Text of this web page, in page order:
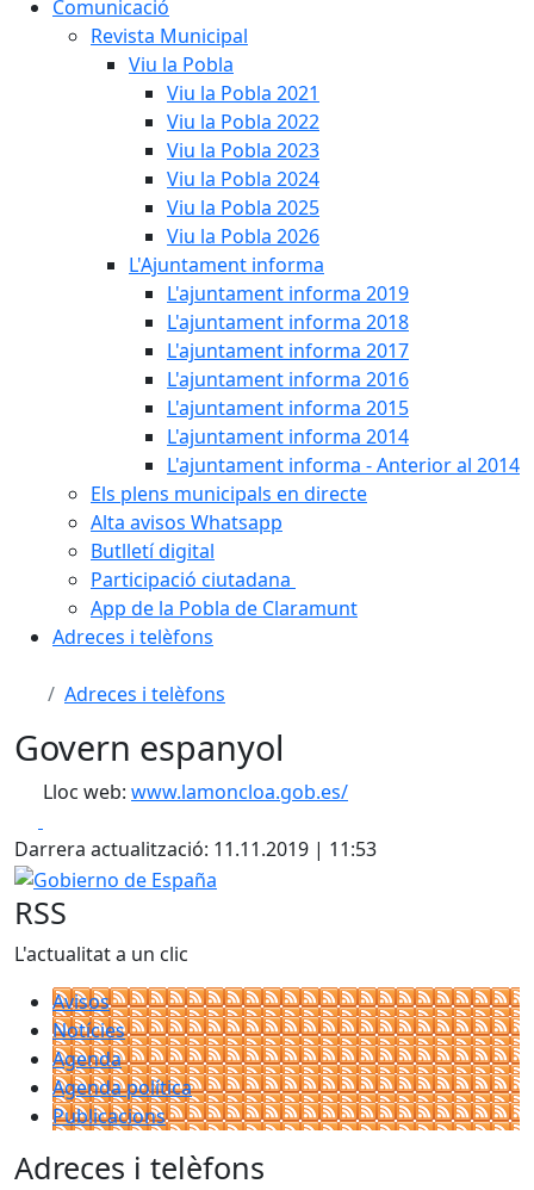
Comunicació
Revista Municipal
Viu la Pobla
Viu la Pobla 2021
Viu la Pobla 2022
Viu la Pobla 2023
Viu la Pobla 2024
Viu la Pobla 2025
Viu la Pobla 2026
L'Ajuntament informa
L'ajuntament informa 2019
L'ajuntament informa 2018
L'ajuntament informa 2017
L'ajuntament informa 2016
L'ajuntament informa 2015
L'ajuntament informa 2014
L'ajuntament informa - Anterior al 2014
Els plens municipals en directe
Alta avisos Whatsapp
Butlletí digital
Participació ciutadana
App de la Pobla de Claramunt
Adreces i telèfons
Adreces i telèfons
Govern espanyol
Lloc web: www.lamoncloa.gob.es/
Darrera actualització: 11.11.2019 | 11:53
Gobierno de España
RSS
L'actualitat a un clic
Avisos
Notícies
Agenda
Agenda política
Publicacions
Adreces i telèfons